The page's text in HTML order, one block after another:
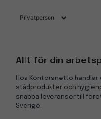
Allt för din
Hos Kontorsnetto handlar
städprodukter och
snabba leveranser till
Sverige.